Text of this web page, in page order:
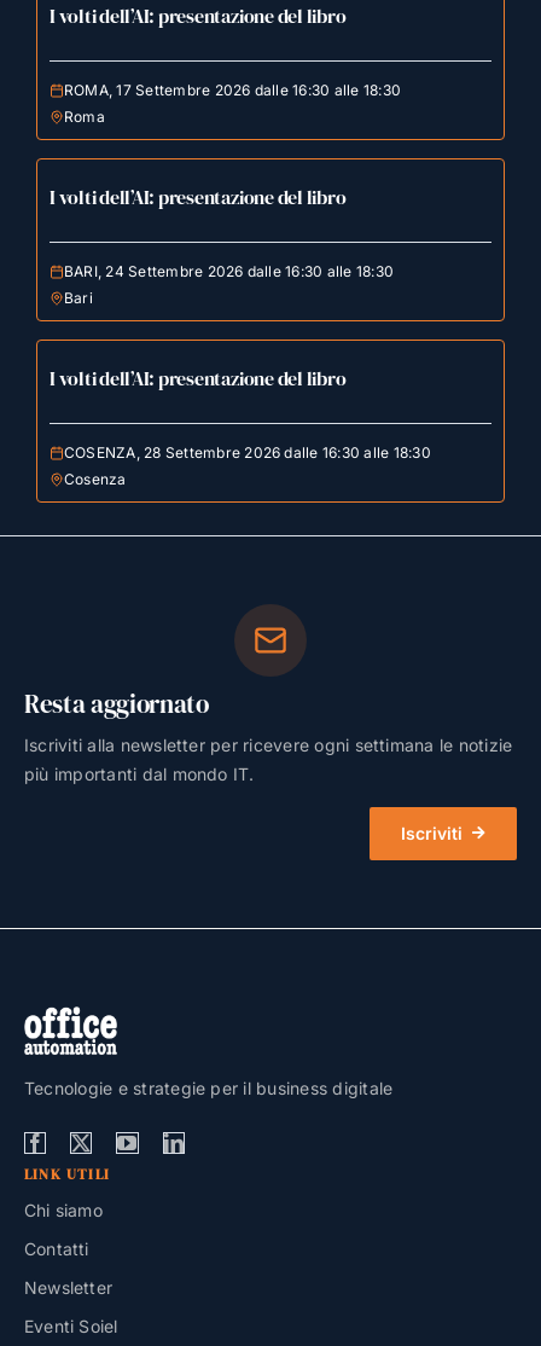
I volti dell’AI: presentazione del libro
ROMA, 17 Settembre 2026 dalle 16:30 alle 18:30
Roma
I volti dell’AI: presentazione del libro
BARI, 24 Settembre 2026 dalle 16:30 alle 18:30
Bari
I volti dell’AI: presentazione del libro
COSENZA, 28 Settembre 2026 dalle 16:30 alle 18:30
Cosenza
Resta aggiornato
Iscriviti alla newsletter per ricevere ogni settimana le notizie
più importanti dal mondo IT.
Iscriviti
Tecnologie e strategie per il business digitale
LINK UTILI
Chi siamo
Contatti
Newsletter
Eventi Soiel